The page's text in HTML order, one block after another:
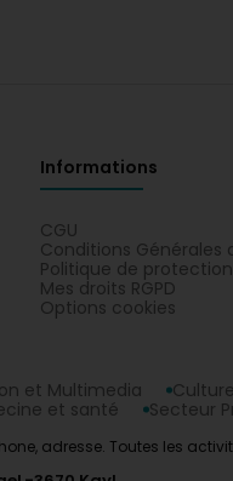
Informations
CGU
Conditions Générales
Politique de
Mes droits RGPD
Options cookies
et Multimedia
et santé
Secteur
adresse. Toutes les